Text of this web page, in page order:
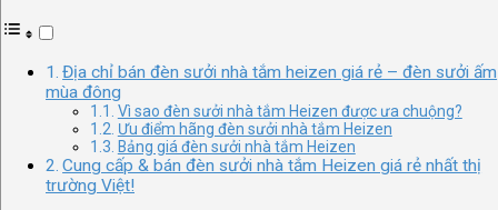
Địa chỉ bán đèn sưởi nhà tắm heizen giá rẻ – đèn sưởi ấm
mùa đông
Vì sao đèn sưởi nhà tắm Heizen được ưa chuộng?
Ưu điểm hãng đèn sưởi nhà tắm Heizen
Bảng giá đèn sưởi nhà tắm Heizen
Cung cấp & bán đèn sưởi nhà tắm Heizen giá rẻ nhất thị
trường Việt!